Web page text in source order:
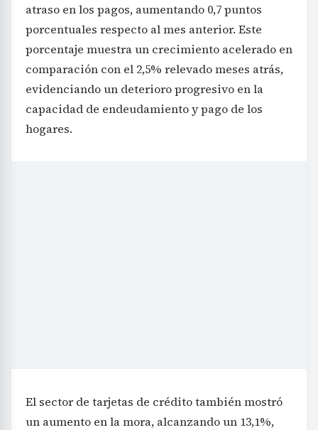
atraso en los pagos, aumentando 0,7 puntos
porcentuales respecto al mes anterior. Este
porcentaje muestra un crecimiento acelerado en
comparación con el 2,5% relevado meses atrás,
evidenciando un deterioro progresivo en la
capacidad de endeudamiento y pago de los
hogares.
El sector de tarjetas de crédito también mostró
un aumento en la mora, alcanzando un 13,1%,